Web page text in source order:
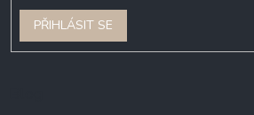
PŘIHLÁSIT SE